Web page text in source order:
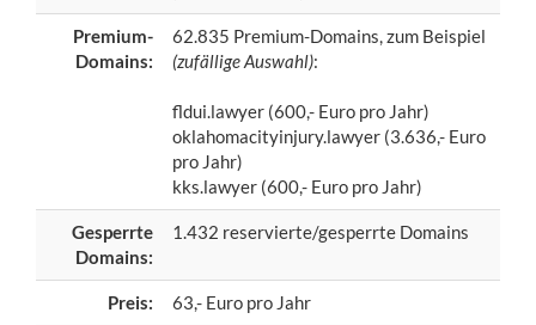
Premium-
Domains:
62.835 Premium-Domains, zum Beispiel
(zufällige Auswahl):
fldui.lawyer (600,- Euro pro Jahr)
oklahomacityinjury.lawyer (3.636,- Euro
pro Jahr)
kks.lawyer (600,- Euro pro Jahr)
Gesperrte
Domains:
1.432 reservierte/gesperrte Domains
Preis: 63,- Euro pro Jahr